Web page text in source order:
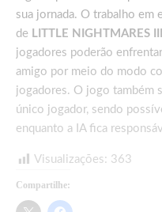
sua jornada. O trabalho em
de LITTLE NIGHTMARES III
jogadores poderão
amigo por meio do modo
jogadores. O jogo também
único jogador, sendo
enquanto a IA fica
Visualizações: 363
Compartilhe: